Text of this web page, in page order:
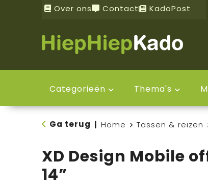
Over ons Contact KadoPost
Categorieën Thema's
Ga terug Home Tassen & reizen
XD Design Mobile
14”